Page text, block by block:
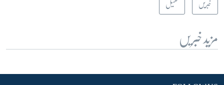
خبریں کھیل
مزید خبریں